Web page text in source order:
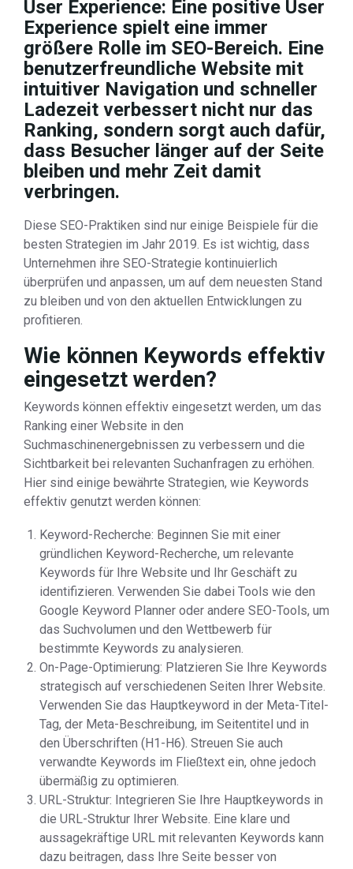
User Experience: Eine positive User
Experience spielt eine immer
größere Rolle im SEO-Bereich. Eine
benutzerfreundliche Website mit
intuitiver Navigation und schneller
Ladezeit verbessert nicht nur das
Ranking, sondern sorgt auch dafür,
dass Besucher länger auf der Seite
bleiben und mehr Zeit damit
verbringen.
Diese SEO-Praktiken sind nur einige Beispiele für die
besten Strategien im Jahr 2019. Es ist wichtig, dass
Unternehmen ihre SEO-Strategie kontinuierlich
überprüfen und anpassen, um auf dem neuesten Stand
zu bleiben und von den aktuellen Entwicklungen zu
profitieren.
Wie können Keywords effektiv
eingesetzt werden?
Keywords können effektiv eingesetzt werden, um das
Ranking einer Website in den
Suchmaschinenergebnissen zu verbessern und die
Sichtbarkeit bei relevanten Suchanfragen zu erhöhen.
Hier sind einige bewährte Strategien, wie Keywords
effektiv genutzt werden können:
Keyword-Recherche: Beginnen Sie mit einer
gründlichen Keyword-Recherche, um relevante
Keywords für Ihre Website und Ihr Geschäft zu
identifizieren. Verwenden Sie dabei Tools wie den
Google Keyword Planner oder andere SEO-Tools, um
das Suchvolumen und den Wettbewerb für
bestimmte Keywords zu analysieren.
On-Page-Optimierung: Platzieren Sie Ihre Keywords
strategisch auf verschiedenen Seiten Ihrer Website.
Verwenden Sie das Hauptkeyword in der Meta-Titel-
Tag, der Meta-Beschreibung, im Seitentitel und in
den Überschriften (H1-H6). Streuen Sie auch
verwandte Keywords im Fließtext ein, ohne jedoch
übermäßig zu optimieren.
URL-Struktur: Integrieren Sie Ihre Hauptkeywords in
die URL-Struktur Ihrer Website. Eine klare und
aussagekräftige URL mit relevanten Keywords kann
dazu beitragen, dass Ihre Seite besser von